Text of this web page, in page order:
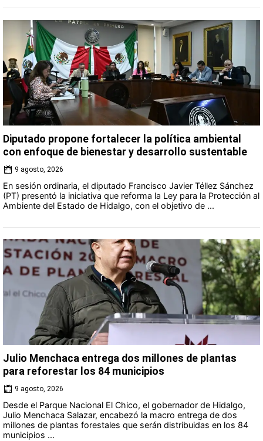
Diputado propone fortalecer la política ambiental
con enfoque de bienestar y desarrollo sustentable
9 agosto, 2026
En sesión ordinaria, el diputado Francisco Javier Téllez Sánchez
(PT) presentó la iniciativa que reforma la Ley para la Protección al
Ambiente del Estado de Hidalgo, con el objetivo de ...
Julio Menchaca entrega dos millones de plantas
para reforestar los 84 municipios
9 agosto, 2026
Desde el Parque Nacional El Chico, el gobernador de Hidalgo,
Julio Menchaca Salazar, encabezó la macro entrega de dos
millones de plantas forestales que serán distribuidas en los 84
municipios ...